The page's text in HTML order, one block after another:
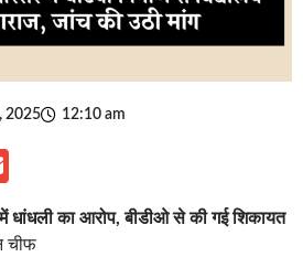
2025 12:10 am
धांधली का आरोप, बीडीओ से की गई शिकायत
चीफ